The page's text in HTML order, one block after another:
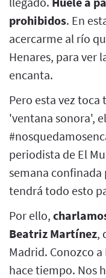
prohibidos. En
acercarme al río
Henares, para ver
encanta.
Pero esta vez
'ventana sonora',
periodista de El
semana confinada
tendrá todo esto
Por ello,
Beatriz Martínez,
Madrid. Conozco
hace tiempo. Nos